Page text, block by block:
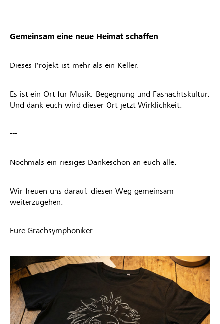
---
Gemeinsam eine neue Heimat schaffen
Dieses Projekt ist mehr als ein Keller.
Es ist ein Ort für Musik, Begegnung und Fasnachtskultur.
Und dank euch wird dieser Ort jetzt Wirklichkeit.
---
Nochmals ein riesiges Dankeschön an euch alle.
Wir freuen uns darauf, diesen Weg gemeinsam
weiterzugehen.
Eure Grachsymphoniker